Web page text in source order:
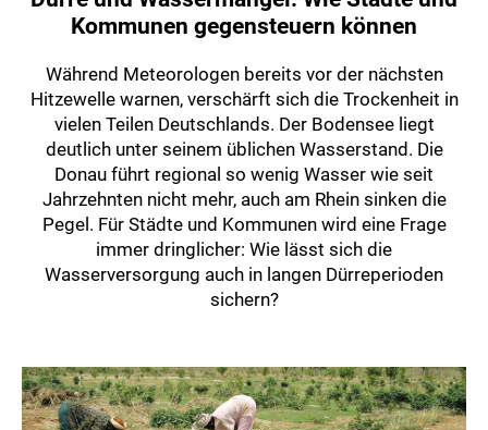
Kommunen gegensteuern können
Während Meteorologen bereits vor der nächsten
Hitzewelle warnen, verschärft sich die Trockenheit in
vielen Teilen Deutschlands. Der Bodensee liegt
deutlich unter seinem üblichen Wasserstand. Die
Donau führt regional so wenig Wasser wie seit
Jahrzehnten nicht mehr, auch am Rhein sinken die
Pegel. Für Städte und Kommunen wird eine Frage
immer dringlicher: Wie lässt sich die
Wasserversorgung auch in langen Dürreperioden
sichern?